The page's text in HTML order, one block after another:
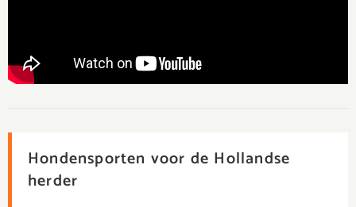
Hondensporten voor de Hollandse
herder